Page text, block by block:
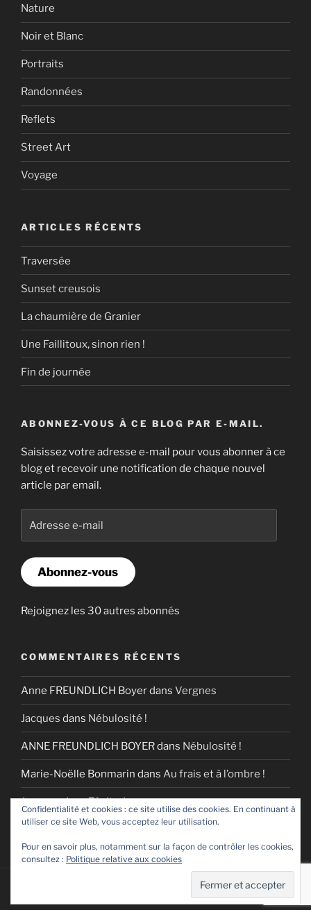
Nature
Noir et Blanc
Portraits
Randonnées
Reflets
Street Art
Voyage
ARTICLES RÉCENTS
Traversée
Sunset creusois
La chaumière de Granier
Une Faillitoux, sinon rien !
Fin de journée
ABONNEZ-VOUS À CE BLOG PAR E-MAIL.
Saisissez votre adresse e-mail pour vous abonner à ce
blog et recevoir une notification de chaque nouvel
article par email.
e-
Abonnez-vous
Rejoignez les 30 autres abonnés
COMMENTAIRES RÉCENTS
Anne FREUNDLICH Boyerdans Vergnes
Jacques dans Nébulosité !
ANNE FREUNDLICH BOYERdans Nébulosité !
Marie-Noëlle Bonmarin dans Au frais et à l’ombre !
JacquesdansZénitude
Confidentialité et cookies : ce site utilise des cookies. En continuant à
utiliser ce site Web, vous acceptez leur utilisation.
Pour en savoir plus, notamment sur la façon de contrôler les cookies,
consultez : Politique relative aux cookies